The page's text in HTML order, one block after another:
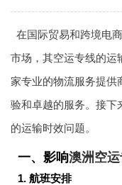
在国际贸易和跨境电
市场，其空运专线的运
家专业的物流服务提供
验和卓越的服务。接下
的运输时效问题。
一、影响澳洲空
1. 航班安排